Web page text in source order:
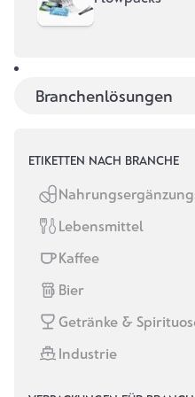
Branchenlösungen
ETIKETTEN NACH BRANCHE
Lebensmittel
Kaffee
Bier
Getränke &
Industrie
Keine Lust auf teure
Genau hier entscheidet
Verfahren funktionieren
unterscheiden. Danach
(und Grenzen) liegen.